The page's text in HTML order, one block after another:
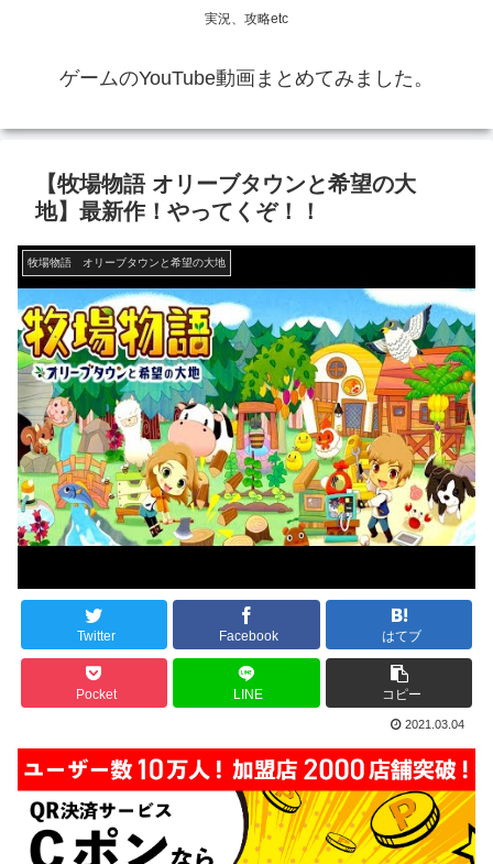
実況、攻略etc
ゲームのYouTube動画まとめてみました。
【牧場物語 オリーブタウンと希望の大
地】最新作！やってくぞ！！
牧場物語 オリーブタウンと希望の大地
Twitter Facebook はてブ
Pocket LINE コピー
2021.03.04